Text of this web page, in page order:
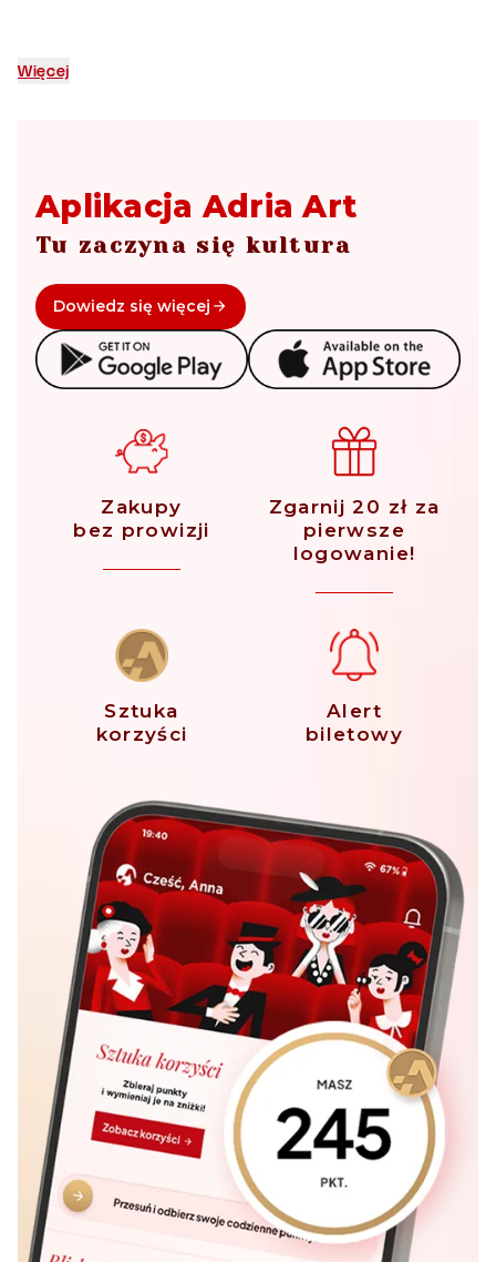
Kabaret Moralnego Niepokoju
Więcej
Aplikacja Adria Art
Tu zaczyna się kultura
Dowiedz się więcej
Zakupy
bez prowizji
Zgarnij 20 zł za
pierwsze
logowanie!
Sztuka
korzyści
Alert
biletowy